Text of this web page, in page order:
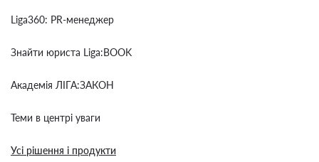
Liga360: PR-менеджер
Знайти юриста Liga:BOOK
Академія ЛІГА:ЗАКОН
Теми в центрі уваги
Усі рішення і продукти